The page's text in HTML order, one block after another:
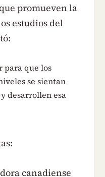
promueven la
estudios del
para que los
se sientan
desarrollen esa
canadiense